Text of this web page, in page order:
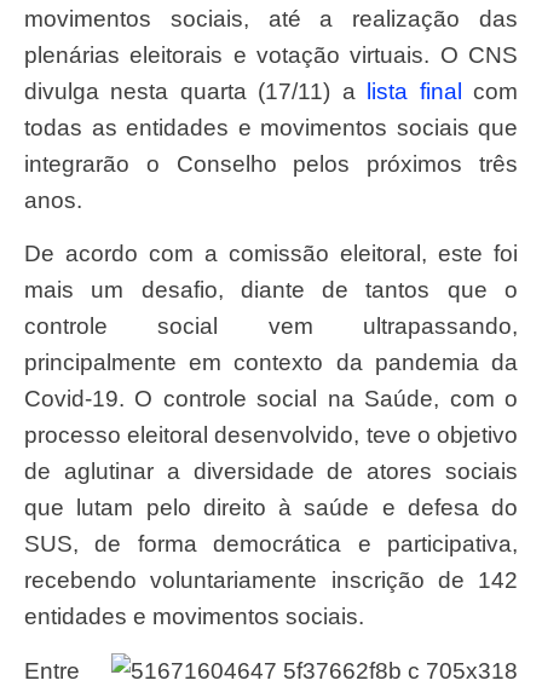
movimentos sociais, até a realização das
plenárias eleitorais e votação virtuais. O CNS
divulga nesta quarta (17/11) a
lista final
com
todas as entidades e movimentos sociais que
integrarão o Conselho pelos próximos três
anos.
De acordo com a comissão eleitoral, este foi
mais um desafio, diante de tantos que o
controle social vem ultrapassando,
principalmente em contexto da pandemia da
Covid-19. O controle social na Saúde, com o
processo eleitoral desenvolvido, teve o objetivo
de aglutinar a diversidade de atores sociais
que lutam pelo direito à saúde e defesa do
SUS, de forma democrática e participativa,
recebendo voluntariamente inscrição de 142
entidades e movimentos sociais.
Entre